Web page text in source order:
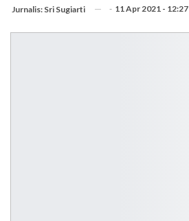
Jurnalis: Sri Sugiarti - 11 Apr 2021 - 12:27